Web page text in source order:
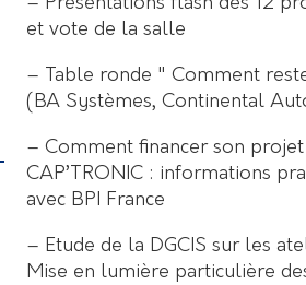
et vote de la salle
– Table ronde " Comment
(BA Systèmes, Continental
– Comment financer son
CAP’TRONIC : informations
avec BPI France
– Etude de la DGCIS sur les
Mise en lumière particulière